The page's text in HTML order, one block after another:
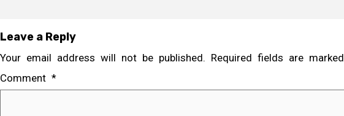
Leave a Reply
Your email address will not be published. Required fields are marked
Comment *